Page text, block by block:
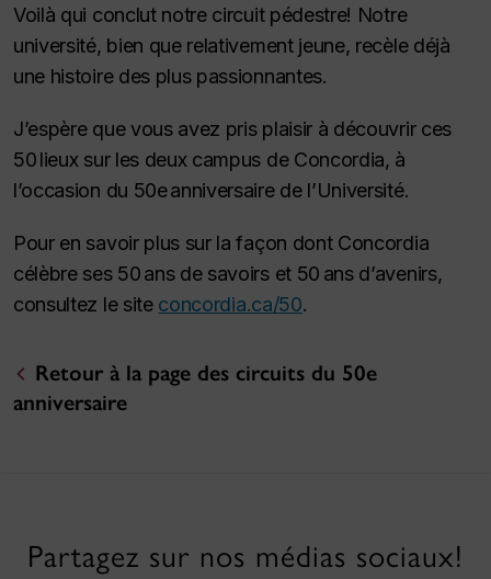
Voilà qui conclut notre circuit pédestre! Notre
université, bien que relativement jeune, recèle déjà
une histoire des plus passionnantes.
J’espère que vous avez pris plaisir à découvrir ces
50 lieux sur les deux campus de Concordia, à
l’occasion du 50e anniversaire de l’Université.
Pour en savoir plus sur la façon dont Concordia
célèbre ses 50 ans de savoirs et 50 ans d’avenirs,
consultez le site concordia.ca/50.
Retour à la page des circuits du 50e
anniversaire
Partagez sur nos médias sociaux!